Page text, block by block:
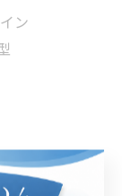
ン
次のページ >